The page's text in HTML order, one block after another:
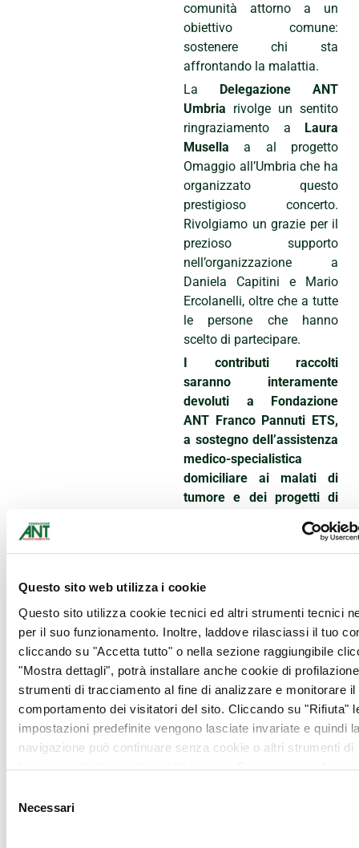
Questo sito web utilizza i cookie
Questo sito utilizza cookie tecnici ed altri strumenti tecnici
per il suo funzionamento. Inoltre, laddove rilasciassi il tuo
cliccando su "Accetta tutto" o nella sezione raggiungibile
"Mostra dettagli", potrà installare anche cookie di
strumenti di tracciamento al fine di analizzare e monitorare il
comportamento dei visitatori del sito. Cliccando su "Rifiuta"
impostazioni predefinite vengono lasciate invariate e quindi
navigazione può continuare senza cookie o altri strumenti di
delNecessari
comunità attorno a un
obiettivo comune:
sostenere chi sta
affrontando la malattia.
La Delegazione ANT
Umbria rivolge un sentito
ringraziamento a Laura
Musella a al progetto
Omaggio all’Umbria che ha
organizzato questo
prestigioso concerto.
Rivolgiamo un grazie per il
prezioso supporto
nell’organizzazione a
Daniela Capitini e Mario
Ercolanelli, oltre che a tutte
le persone che hanno
scelto di partecipare.
I contributi raccolti
saranno interamente
devoluti a Fondazione
ANT Franco Pannuti ETS,
a sostegno dell’assistenza
medico-specialistica
domiciliare ai malati di
tumore e dei progetti di
Ogni donazione accolta,
serata rappresenta molto
più di un semplice
sostegno economico, è un
messaggio concreto di
attenzione, cura e rispetto
verso chi vive ogni giorno
la fragilità della malattia.